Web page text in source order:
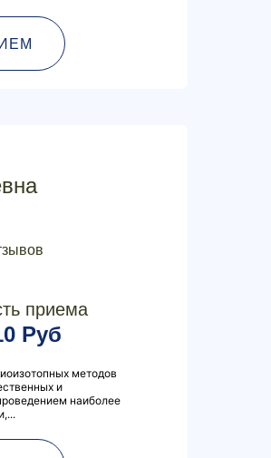
приема
Руб
методов
и
наиболее